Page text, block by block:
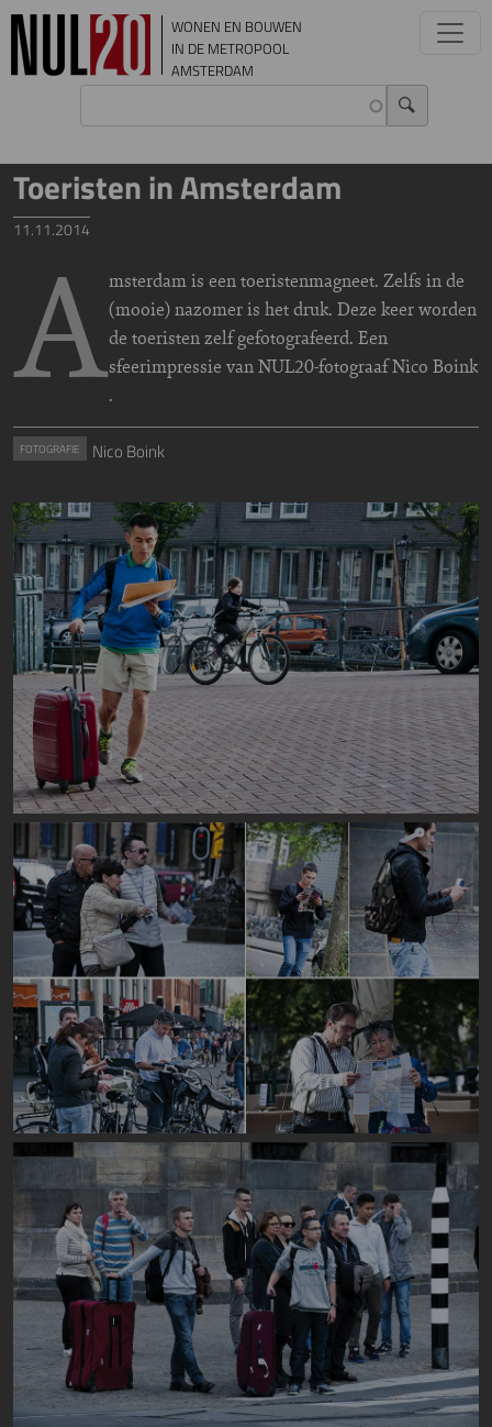
Overslaan en naar de inhoud gaan
WONEN EN BOUWEN
IN DE METROPOOL
AMSTERDAM
Toeristen in Amsterdam
11.11.2014
Amsterdam is een toeristenmagneet. Zelfs in de
(mooie) nazomer is het druk. Deze keer worden
de toeristen zelf gefotografeerd. Een
sfeerimpressie van NUL20-fotograaf Nico Boink
.
FOTOGRAFIE Nico Boink
Image
Image